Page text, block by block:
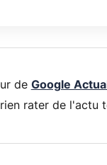
de Google
rater de l'actu